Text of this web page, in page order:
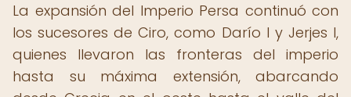
La expansión del Imperio Persa continuó con
los sucesores de Ciro, como Darío I y Jerjes I,
quienes llevaron las fronteras del imperio
hasta su máxima extensión, abarcando